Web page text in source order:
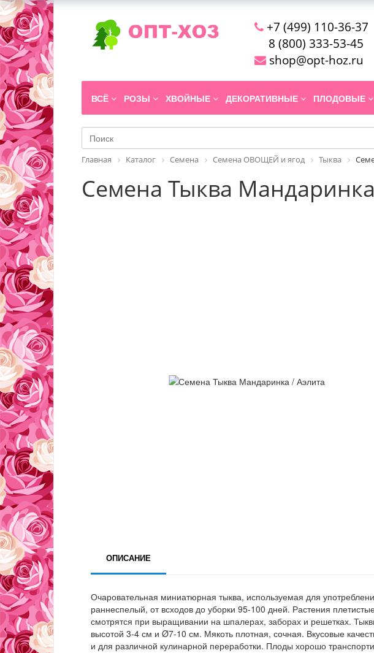
+7 (499) 110-36-37
8 (800) 333-53-45
shop@opt-hoz.ru
ВСЁ РОЗЫ ХВОЙНЫЕ ДЕКОРАТИВНЫЕ ПЛОДОВЫЕ
Главная Каталог Семена Семена ОВОЩЕЙ и ягод Тыква
Семена Тыква
ОПИСАНИЕ
Очаровательная миниатюрная тыква, используемая для
раннеспелый, от всходов до уборки 95-100 дней. Растения
смотрятся при выращивании на шпалерах, заборах и решетках.
высотой 3-4 см и Ø7-10 см. Мякоть плотная, сочная. Вкусовые
и для различной кулинарной переработки. Плоды хорошо